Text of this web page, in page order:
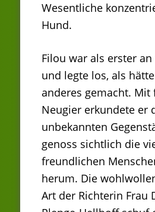
Wesentliche
Hund.
Filou war als erster an
und legte los, als
anderes gemacht. Mit
Neugier erkundete er
unbekannten
genoss sichtlich die
freundlichen
herum. Die
Art der Richterin Frau